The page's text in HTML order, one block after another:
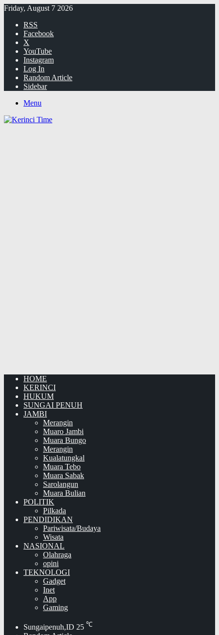
Friday, August 7 2026
RSS
Facebook
X
YouTube
Instagram
Log In
Random Article
Sidebar
Menu
HOME
KERINCI
HUKUM
SUNGAI PENUH
JAMBI
Merangin
Muaro Jambi
Muara Bungo
Merangin
Kualatungkal
Muara Tebo
Muara Sabak
Sarolangun
Muara Bulian
POLITIK
Pilkada
PENDIDIKAN
Pariwisata/Budaya
Wisata
NASIONAL
Olahraga
opini
TEKNOLOGI
Gadget
Inet
App
Gaming
Sungaipenuh,ID 25 ℃